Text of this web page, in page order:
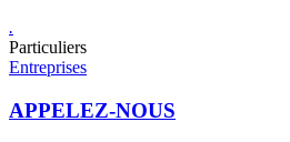
.
Particuliers
Entreprises
APPELEZ-NOUS